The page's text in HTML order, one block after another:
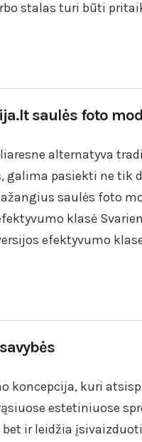
stalas turi būti
saulės foto
alternatyva
pasiekti ne tik
saulės foto
klasė
efektyvumo
koncepcija, kuri
estetiniuose
ir leidžia